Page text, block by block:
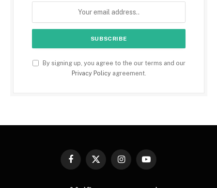
By signing up, you agree to the our terms and our
Privacy Policyagreement.
Facebook
X
InstagramYouTube